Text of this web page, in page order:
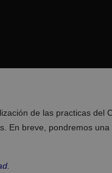
de las practicas del
En breve, pondremos una